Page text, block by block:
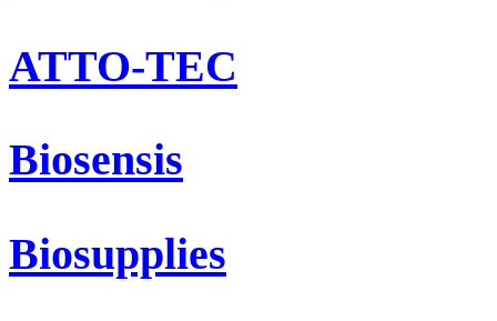
ATTO-TEC
Biosensis
Biosupplies